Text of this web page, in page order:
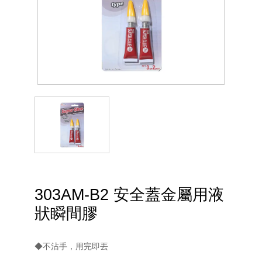
303AM-B2 安全蓋金屬用液
狀瞬間膠
◆不沾手，用完即丟